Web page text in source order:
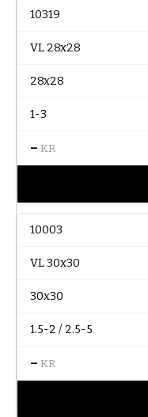
10319
VL 28x28
28x28
1-3
– KR
10003
VL 30x30
30x30
1.5-2 / 2.5-5
– KR